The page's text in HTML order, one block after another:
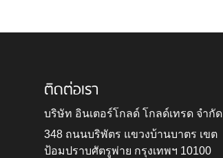
ติดต่อเรา
บริษัท อินเตอร์โกลด์ โกลด์เทรด จำกัด
348 ถนนบริพัตร แขวงบ้านบาตร เขต
ป้อมปราบศัตรูพ่าย กรุงเทพฯ 10100